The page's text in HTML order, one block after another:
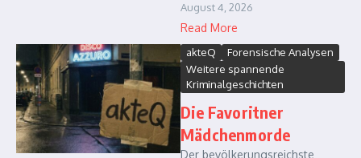
August 4, 2026
Read More
akteQ
Forensische Analysen
Weitere spannende
Kriminalgeschichten
Die Favoritner
Mädchenmorde
Der bevölkerungsreichste